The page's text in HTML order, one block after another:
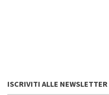
ISCRIVITI ALLE NEWSLETTER